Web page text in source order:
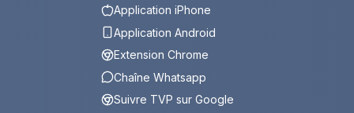
Application iPhone
Application Android
Extension Chrome
Chaîne Whatsapp
Suivre TVP sur Google